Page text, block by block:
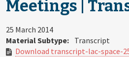
Meetings |
25 March 2014
Material Subtype: Transcript
Download transcript-lac-space-